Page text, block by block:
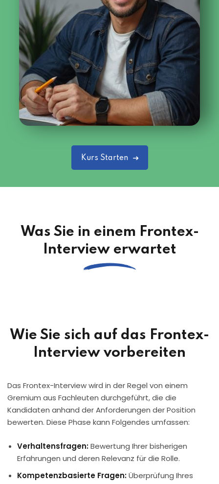
Kurs Starten
Was Sie in einem Frontex-
Interview erwartet
Wie Sie sich auf das Frontex-
Interview vorbereiten
Das Frontex-Interview wird in der Regel von einem
Gremium aus Fachleuten durchgeführt, die die
Kandidaten anhand der Anforderungen der Position
bewerten. Diese Phase kann Folgendes umfassen:
Verhaltensfragen:Bewertung Ihrer bisherigen
Erfahrungen und deren Relevanz für die Rolle.
Kompetenzbasierte Fragen:Überprüfung Ihres